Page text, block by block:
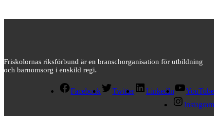
Friskolornas riksförbund är en branschorganisation för utbildning
och barnomsorg i enskild regi.
Facebook Twitter LinkedIn
YouTube
Instagram